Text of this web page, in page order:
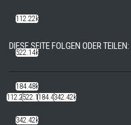
DIESE SEITE FOLGEN ODER TEILEN:
112.22k522.14k184.48k342.42k
112.22k
522.14k
184.48k
342.42k